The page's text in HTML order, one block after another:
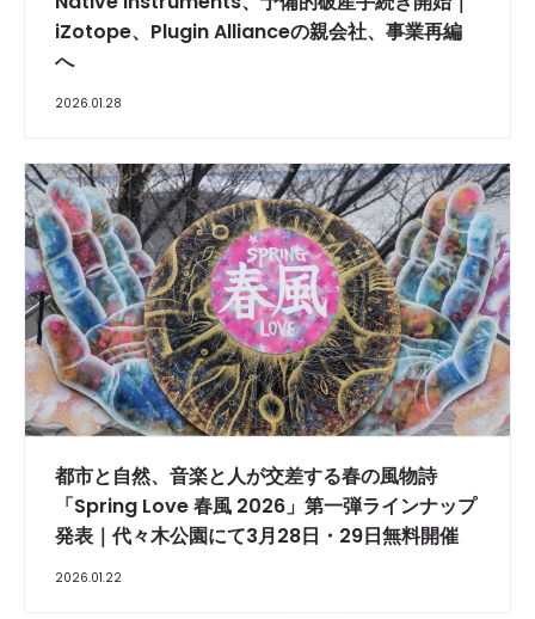
iZotope、Plugin Allianceの親会社、事業再編
へ
2026.01.28
都市と自然、音楽と人が交差する春の風物詩
「Spring Love 春風 2026」第一弾ラインナップ
発表｜代々木公園にて3月28日・29日無料開催
2026.01.22